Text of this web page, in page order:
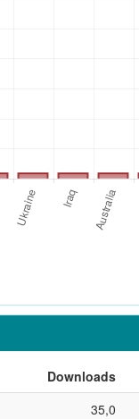
Downloads
35,0